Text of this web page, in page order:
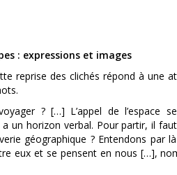
: expressions et images
des clichés répond à une
? […] L’appel de l’espace
un horizon verbal. Pour partir, il
géographique ? Entendons
eux et se pensent en nous […],